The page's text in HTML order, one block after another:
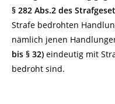
§ 282 Abs.2 des
Strafe bedrohten
nämlich jenen
bis § 32) eindeutig mit
bedroht sind.